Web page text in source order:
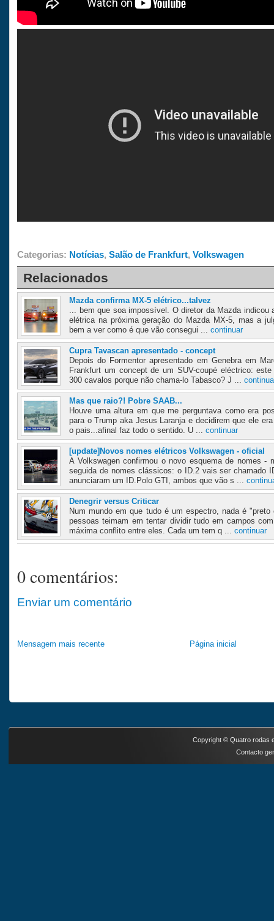
Categorias: Notícias, Salão de Frankfurt, Volkswagen
Relacionados
Mazda confirma MX-5 elétrico...talvez
... bem que soa impossível. O diretor da Mazda indicou
elétrica na próxima geração do Mazda MX-5, mas a
bem a ver como é que vão consegui ... continuar
Cupra Tavascan apresentado - concept
Depois do Formentor apresentado em Genebra em
Frankfurt um concept de um SUV-coupé eléctrico:
300 cavalos porque não chama-lo Tabasco? J ...
Mas que raio?! Pobre SAAB...
Houve uma altura em que me perguntava como era
para o Trump aka Jesus Laranja e decidirem que ele
o pais...afinal faz todo o sentido. U ... continuar
[update]Novos nomes elétricos Volkswagen - oficial
A Volkswagen confirmou o novo esquema de nomes -
seguida de nomes clássicos: o ID.2 vais ser chamado
anunciaram um ID.Polo GTI, ambos que vão s ...
Denegrir versus Criticar
Num mundo em que tudo é um espectro, nada é
pessoas teimam em tentar dividir tudo em campos
máxima conflito entre eles. Cada um tem q ... continuar
0 comentários:
Enviar um comentário
Mensagem mais recente Página inicial
Copyright © Quatro rodas
Contacto